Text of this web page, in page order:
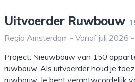
Uitvoerder Ruwbouw
Regio Amsterdam - Vanaf juli 2026
Project: Nieuwbouw van 150
ruwbouw. Als uitvoerder houd je
ruwbouw. Je bent verantwoordelijk